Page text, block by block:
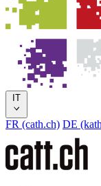
IT
FR (cath.ch) DE